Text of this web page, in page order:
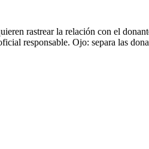
rastrear la relación con el
responsable. Ojo: separa las